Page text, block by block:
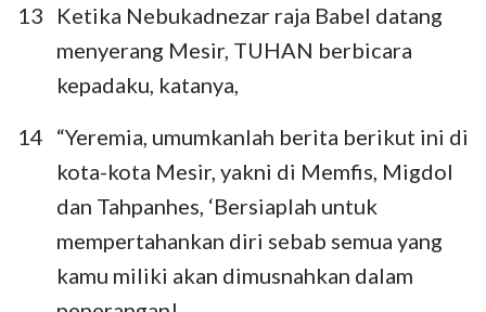
13
Ketika Nebukadnezar raja Babel datang
menyerang Mesir, TUHAN berbicara
kepadaku, katanya,
14 “Yeremia, umumkanlah berita berikut ini di
kota-kota Mesir, yakni di Memfis, Migdol
dan Tahpanhes, ‘Bersiaplah untuk
mempertahankan diri sebab semua yang
kamu miliki akan dimusnahkan dalam